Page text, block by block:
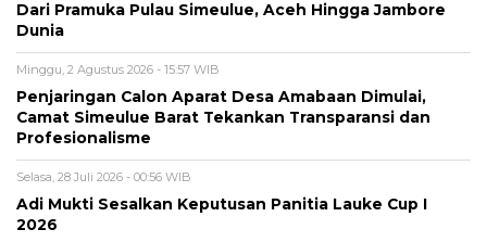
Dari Pramuka Pulau Simeulue, Aceh Hingga Jambore
Dunia
Minggu, 2 Agustus 2026 - 15:57 WIB
Penjaringan Calon Aparat Desa Amabaan Dimulai,
Camat Simeulue Barat Tekankan Transparansi dan
Profesionalisme
Selasa, 28 Juli 2026 - 00:56 WIB
Adi Mukti Sesalkan Keputusan Panitia Lauke Cup I
2026